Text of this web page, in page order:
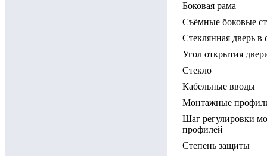
Боковая рама
Съёмные боковые
Стеклянная дверь в
Угол открытия
Стекло
Кабельные вводы
Монтажные
Шаг регулировки
профилей
Степень защиты